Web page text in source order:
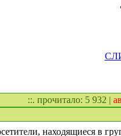
::. прочитало: 5 932 |
находящиеся в